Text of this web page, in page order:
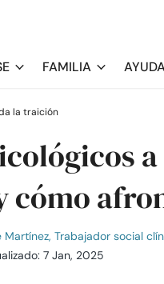
FAMILIA
la traición
cómo
Martínez, Trabajador social
7 Jan, 2025